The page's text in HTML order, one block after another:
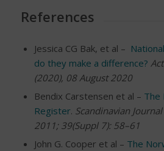
References
Jessica CG Bak, et al –
do they make a difference?
(2020), 08 August 2020
Bendix Carstensen et al – The
Register. Scandinavian
2011; 39(Suppl 7): 58–61
John G. Cooper et al – The